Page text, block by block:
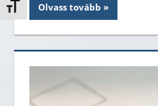
Betűméret váltása
Olvass tovább